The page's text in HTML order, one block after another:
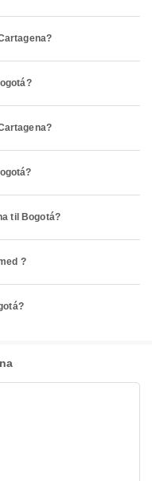
til Bogotá?
?